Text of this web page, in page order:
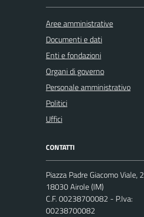
Aree amministrative
Documenti e dati
Enti e fondazioni
Organi di governo
Personale amministrativo
Politici
Uffici
CONTATTI
Piazza Padre Giacomo Viale, 2
18030 Airole (IM)
C.F. 00238700082 - P.Iva:
00238700082